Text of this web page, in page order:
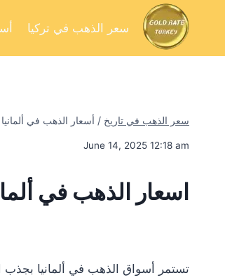
سعر الذهب في تركيا
سعر الذهب في تاريخ / أسعار الذهب في ألمانيا اليوم 6/14/2025 – تحليل السوق
June 14, 2025 12:18 am
اسعار الذهب في ألمانيا
تستمر أسواق الذهب في ألمانيا بجذب